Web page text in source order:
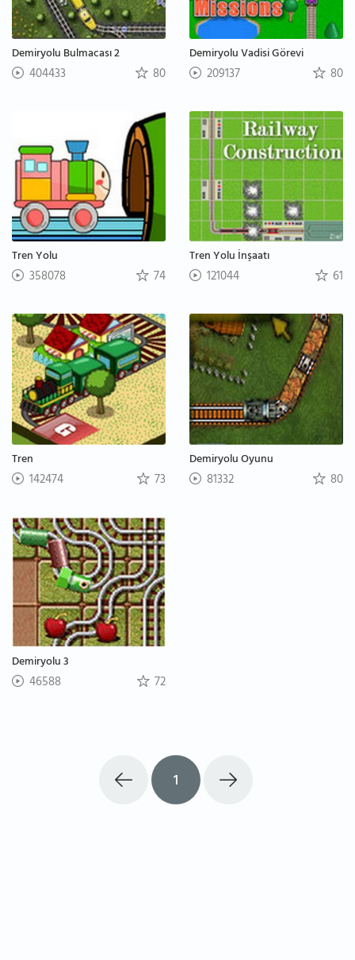
Demiryolu Bulmacası 2
404433 80
Demiryolu Vadisi Görevi
209137 80
Tren Yolu
358078 74
Tren Yolu İnşaatı
121044 61
Tren
142474 73
Demiryolu Oyunu
81332 80
Demiryolu 3
46588 72
1